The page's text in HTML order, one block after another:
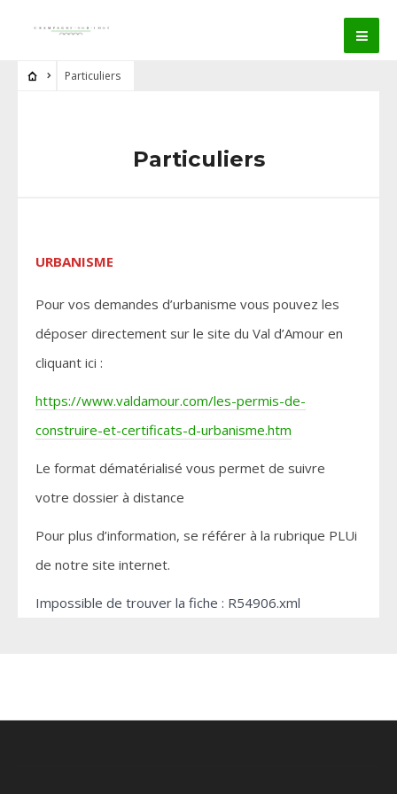
Particuliers
Particuliers
URBANISME
Pour vos demandes d’urbanisme vous pouvez les
déposer directement sur le site du Val d’Amour en
cliquant ici :
https://www.valdamour.com/les-permis-de-
construire-et-certificats-d-urbanisme.htm
Le format dématérialisé vous permet de suivre
votre dossier à distance
Pour plus d’information, se référer à la rubrique PLUi
de notre site internet.
Impossible de trouver la fiche : R54906.xml